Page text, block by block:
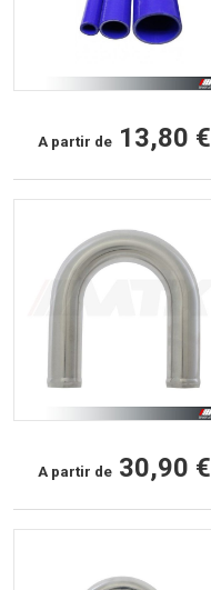
A partir de 13,80 €
A partir de 30,90 €